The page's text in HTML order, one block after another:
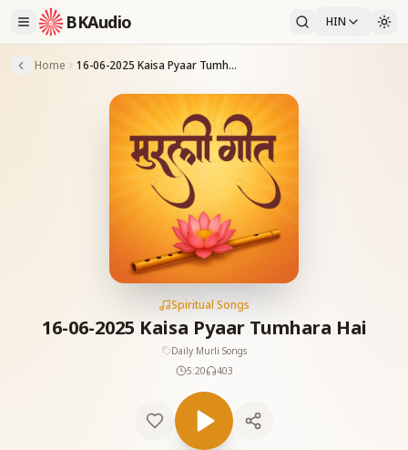
BKAudio HIN
Home 16-06-2025 Kaisa Pyaar Tumhara Hai
Spiritual Songs
16-06-2025 Kaisa Pyaar Tumhara Hai
Daily Murli Songs
5:20
403